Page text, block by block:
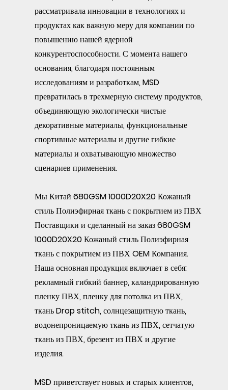
рассматривала инновации в технологиях и
продуктах как важную меру для компании по
повышению нашей ядерной
конкурентоспособности. С момента нашего
основания, благодаря постоянным
исследованиям и разработкам, MSD
превратилась в трехмерную систему продуктов,
объединяющую экологически чистые
декоративные материалы, функциональные
спортивные материалы и другие гибкие
материалы и охватывающую множество
сценариев применения.
МыКитай 680GSM 1000D20X20 Кожаный
стиль Полиэфирная ткань с покрытием из ПВХ
Поставщики и сделанный на заказ 680GSM
1000D20X20 Кожаный стиль Полиэфирная
ткань с покрытием из ПВХ OEM Компания.
Наша основная продукция включает в себя:
рекламный гибкий баннер, каландрированную
пленку ПВХ, пленку для потолка из ПВХ,
ткань Drop stitch, солнцезащитную ткань,
водонепроницаемую ткань из ПВХ, сетчатую
ткань из ПВХ, брезент из ПВХ и другие
изделия.
MSD приветствует новых и старых клиентов,